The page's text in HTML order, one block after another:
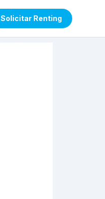
Solicitar Renting